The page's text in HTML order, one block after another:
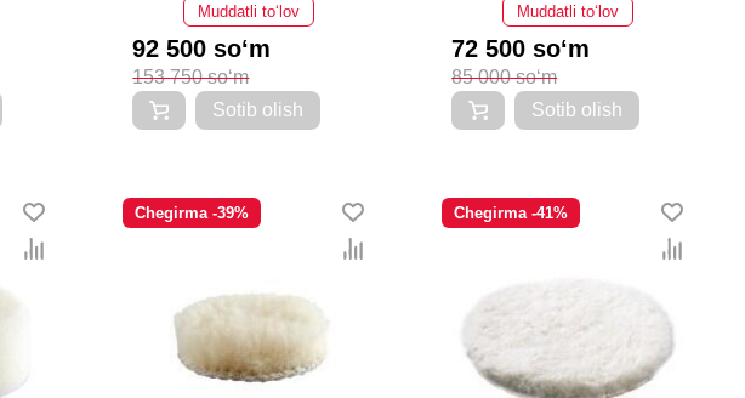
Muddatli to‘lov
92 500 so‘m
153 750 so‘m
Sotib olish
Muddatli to‘lov
72 500 so‘m
85 000 so‘m
Sotib olish
Chegirma -39% Chegirma -41%